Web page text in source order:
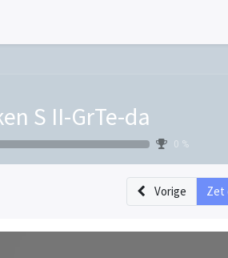
S II-GrTe-da
0 %
Vorige Zet